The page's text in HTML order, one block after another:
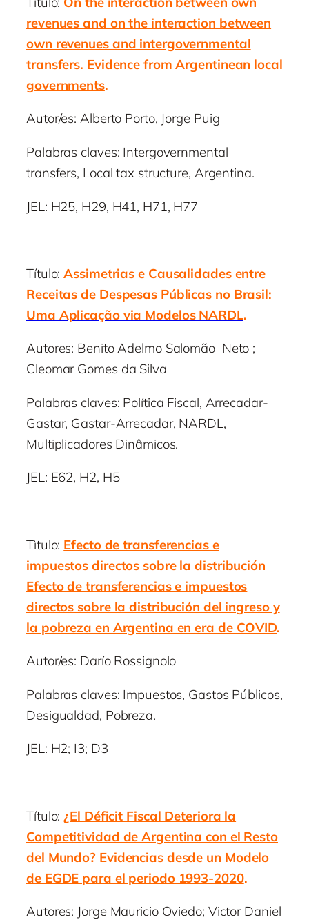
revenues and on the interaction between
own revenues and intergovernmental
transfers. Evidence from Argentinean local
governments.
Autor/es: Alberto Porto, Jorge Puig
Palabras claves: Intergovernmental
transfers, Local tax structure, Argentina.
JEL: H25, H29, H41, H71, H77
Título:Assimetrias e Causalidades entre
Receitas de Despesas Públicas no Brasil:
Uma Aplicação via Modelos NARDL.
Autores: Benito Adelmo Salomão Neto ;
Cleomar Gomes da Silva
Palabras claves: Política Fiscal, Arrecadar-
Gastar, Gastar-Arrecadar, NARDL,
Multiplicadores Dinâmicos.
JEL: E62, H2, H5
Tìtulo: Efecto de transferencias e
impuestos directos sobre la distribución
Efecto de transferencias e impuestos
directos sobre la distribución del ingreso y
la pobreza en Argentina en era de COVID.
Autor/es: Darío Rossignolo
Palabras claves: Impuestos, Gastos Públicos,
Desigualdad, Pobreza.
JEL: H2; I3; D3
Título: ¿El Déficit Fiscal Deteriora la
Competitividad de Argentina con el Resto
del Mundo? Evidencias desde un Modelo
de EGDE para el periodo 1993-2020.
Autores: Jorge Mauricio Oviedo; Victor Daniel